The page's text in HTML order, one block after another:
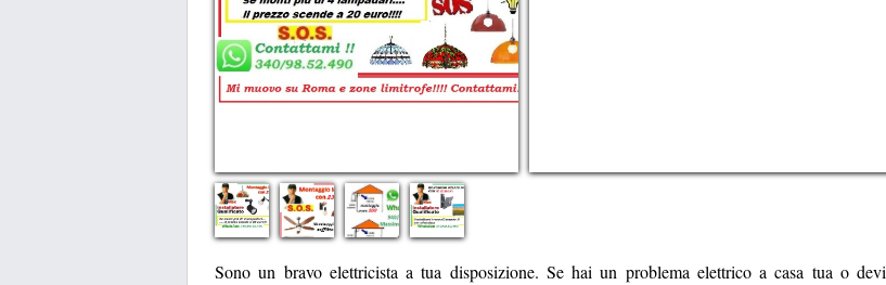
Sono un bravo elettricista a tua disposizione. Se hai un problema elettrico a casa tua o devi